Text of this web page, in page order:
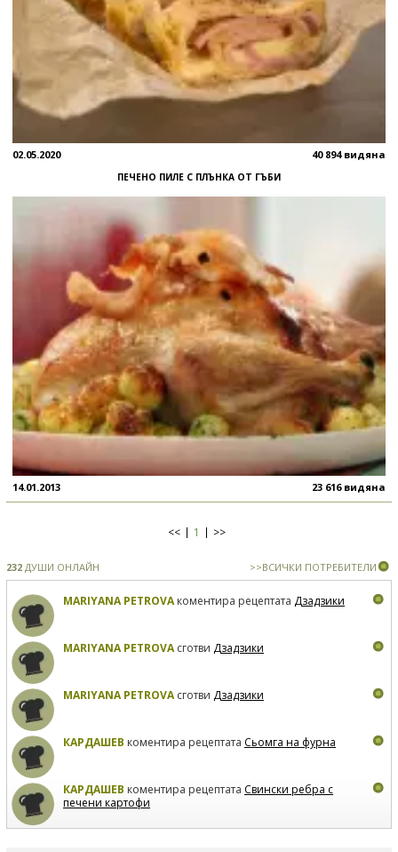
02.05.2020 40 894 видяна
ПЕЧЕНО ПИЛЕ С ПЛЪНКА ОТ ГЪБИ
14.01.2013 23 616 видяна
<< 1 >>
232 ДУШИ ОНЛАЙН >>ВСИЧКИ ПОТРЕБИТЕЛИ
MARIYANA PETROVAкоментира рецептата Дзадзики
MARIYANA PETROVAсготви Дзадзики
MARIYANA PETROVAсготви Дзадзики
КАРДАШЕВ коментира рецептата Сьомга на фурна
КАРДАШЕВ коментира рецептата Свински ребра с
печени картофи